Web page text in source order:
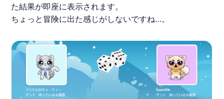
た結果が即座に表示されます。
ちょっと冒険に出た感じがしないですね…。